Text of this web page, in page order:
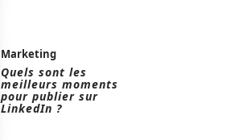
Marketing
Quels sont les
meilleurs moments
pour publier sur
LinkedIn ?